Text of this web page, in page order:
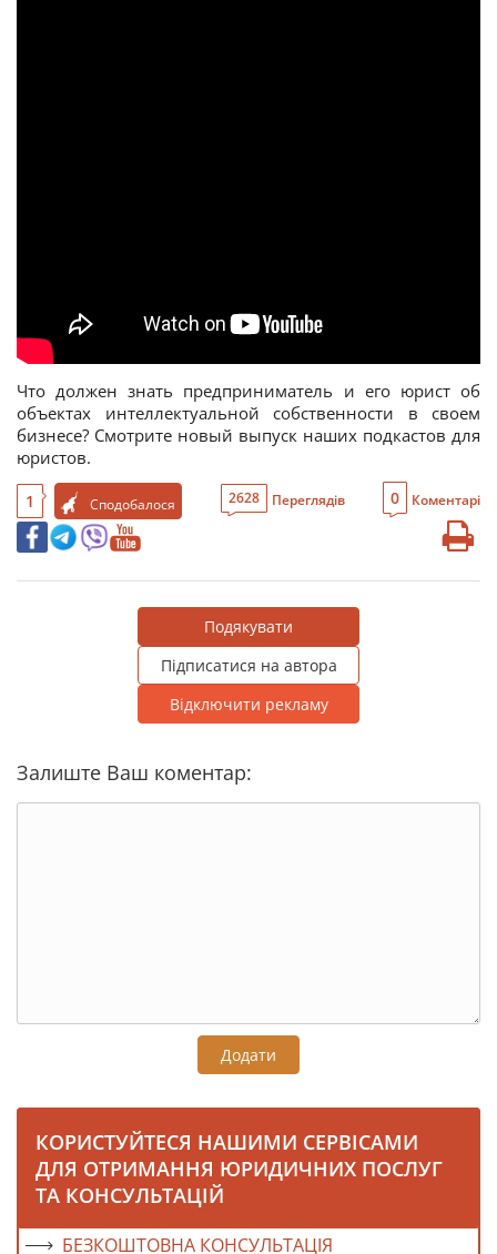
Что должен знать предприниматель и его юрист об
объектах интеллектуальной собственности в своем
бизнесе? Смотрите новый выпуск наших подкастов для
юристов.
1 Сподобалося 2628 Переглядів 0 Коментарі
Подякувати
Підписатися на автора
Відключити рекламу
Залиште Ваш коментар:
Додати
КОРИСТУЙТЕСЯ НАШИМИ СЕРВІСАМИ
ДЛЯ ОТРИМАННЯ ЮРИДИЧНИХ ПОСЛУГ
ТА КОНСУЛЬТАЦІЙ
БЕЗКОШТОВНА КОНСУЛЬТАЦІЯ